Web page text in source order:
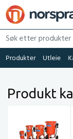
Søk etter produkter her...
Produkter Utleie
Produkt